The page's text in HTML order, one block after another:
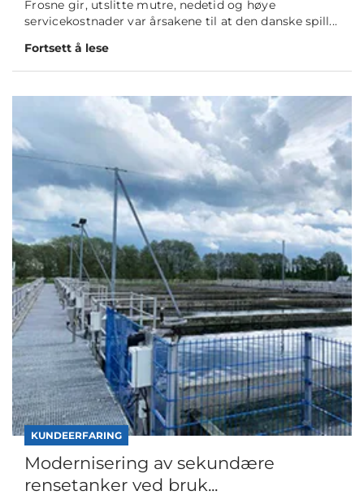
Frosne gir, utslitte mutre, nedetid og høye
servicekostnader var årsakene til at den danske spill...
Fortsett å lese
KUNDEERFARING
Modernisering av sekundære
rensetanker ved bruk...